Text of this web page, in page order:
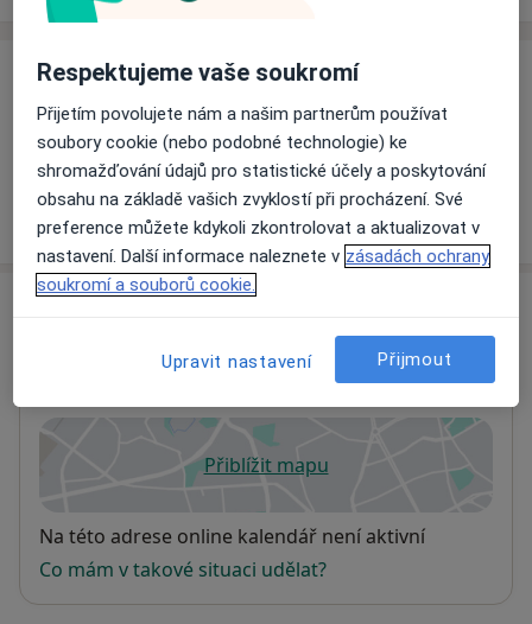
Ceník
Informace o službách a cenách nejsou k dispozici
Tento specialista ještě nepřidával žádné informace o
svých službách.
Adresa
Fakultní nemocnice Plzeň
Přiblížit mapuse otevře v nové záložce
Dostupnost
Na této adrese online kalendář není aktivní
Co mám v takové situaci udělat?
Respektujeme vaše soukromí
Přijetím povolujete nám a našim partnerům používat
soubory cookie (nebo podobné technologie) ke
shromažďování údajů pro statistické účely a poskytování
obsahu na základě vašich zvyklostí při procházení. Své
preference můžete kdykoli zkontrolovat a aktualizovat v
nastavení. Další informace naleznete v zásadách ochrany
soukromí a souborů cookie.
Upravit nastavení Přijmout